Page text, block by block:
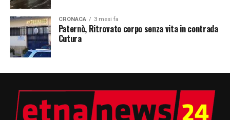
CRONACA 3 mesi fa
Paternò, Ritrovato corpo senza vita in contrada
Cutura